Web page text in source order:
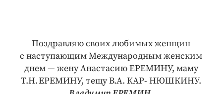
Поздравляю своих любимых женщин
с наступающим Международным женским
днем — жену Анастасию ЕРЕМИНУ, маму
Т.Н. ЕРЕМИНУ, тещу В.А. КАР­- НЮ­Ш­КИНУ.